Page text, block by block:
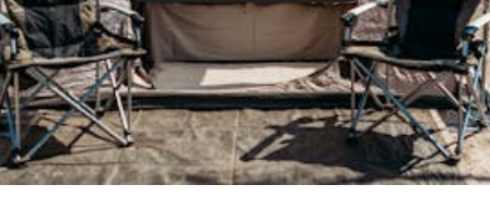
Nach
Region
erkunden
Listen
Reiseplanung
Planungstools
Suche: